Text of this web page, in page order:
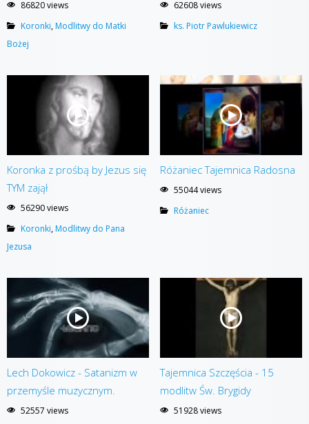
86820 views
Koronki,Modlitwy do Matki
Bożej
62608 views
ks. Piotr Pawlukiewicz
Koronka z prośbą by Jezus się
TYM zajął
56290 views
Koronki,Modlitwy do Pana
Jezusa
Różaniec Tajemnica Radosna
55044 views
Różaniec
Lech Dokowicz - Satanizm w
przemyśle muzycznym.
52557 views
Tajemnica Szczęścia - 15
modlitw Św. Brygidy
51928 views